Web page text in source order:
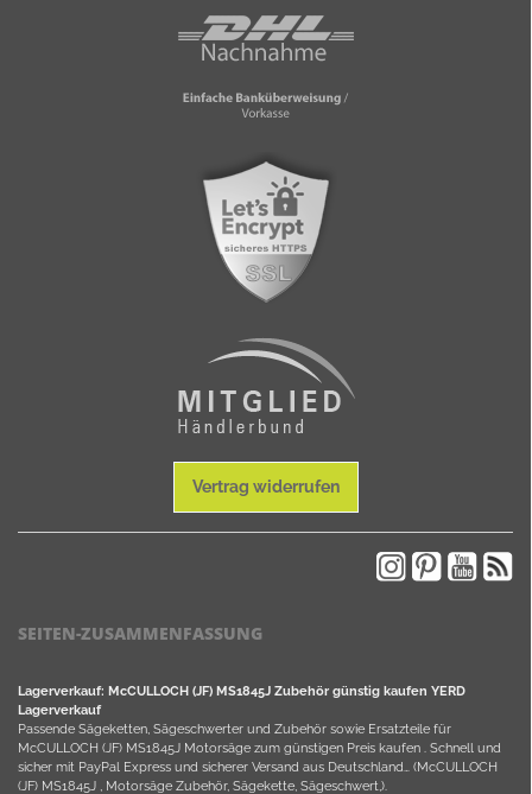
Vertrag widerrufen
SEITEN-ZUSAMMENFASSUNG
Lagerverkauf: McCULLOCH (JF) MS1845J Zubehör günstig kaufen YERD
Lagerverkauf
Passende Sägeketten, Sägeschwerter und Zubehör sowie Ersatzteile für
McCULLOCH (JF) MS1845J Motorsäge zum günstigen Preis kaufen . Schnell und
sicher mit PayPal Express und sicherer Versand aus Deutschland… (McCULLOCH
(JF) MS1845J , Motorsäge Zubehör, Sägekette, Sägeschwert,).